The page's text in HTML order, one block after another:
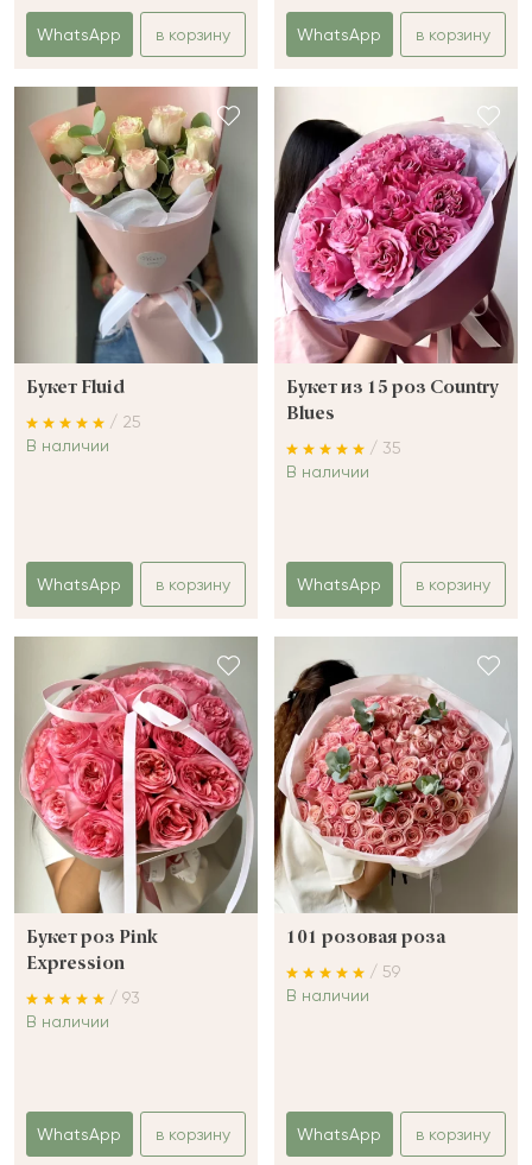
WhatsApp в корзину WhatsApp в корзину
Букет Fluid
/ 25
В наличии
WhatsApp в корзину
Букет из 15 роз Country
Blues
/ 35
В наличии
WhatsApp в корзину
Букет роз Pink
Expression
/ 93
В наличии
WhatsApp в корзину
101 розовая роза
/ 59
В наличии
WhatsApp в корзину